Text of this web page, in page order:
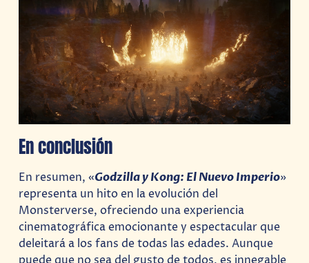
En conclusión
En resumen, «Godzilla y Kong: El Nuevo Imperio»
representa un hito en la evolución del
Monsterverse, ofreciendo una experiencia
cinematográfica emocionante y espectacular que
deleitará a los fans de todas las edades. Aunque
puede que no sea del gusto de todos, es innegable